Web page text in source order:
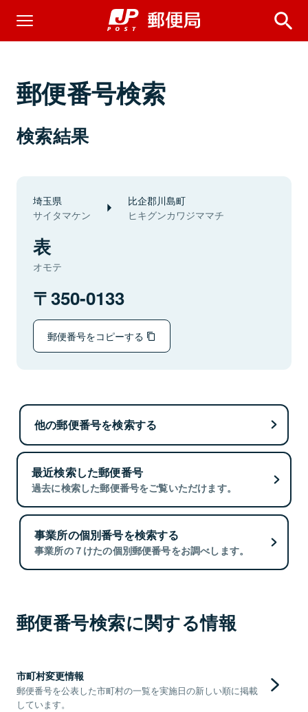
郵便番号検索
検索結果
埼玉県
サイタマケン
比企郡川島町
ヒキグンカワジママチ
表
オモテ
350-0133
郵便番号をコピーする
他の郵便番号を検索する
最近検索した郵便番号
過去に検索した郵便番号をご覧いただけます。
事業所の個別番号を検索する
事業所の７けたの個別郵便番号をお調べします。
郵便番号検索に関する情報
市町村変更情報
郵便番号を公表した市町村の一覧を実施日の新しい順に掲載
しています。